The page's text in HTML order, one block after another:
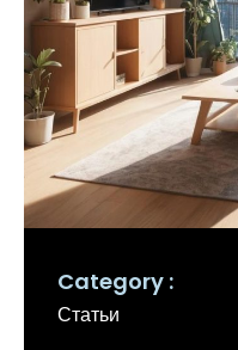
Category
Статьи